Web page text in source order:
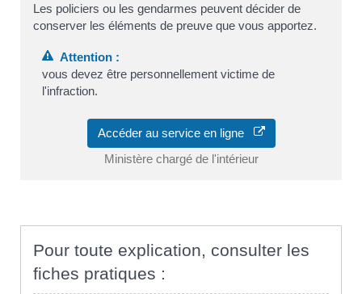
Les policiers ou les gendarmes peuvent décider de
conserver les éléments de preuve que vous apportez.
Attention :
vous devez être personnellement victime de
l'infraction.
Accéder au service en ligne
Ministère chargé de l'intérieur
Pour toute explication, consulter les
fiches pratiques :